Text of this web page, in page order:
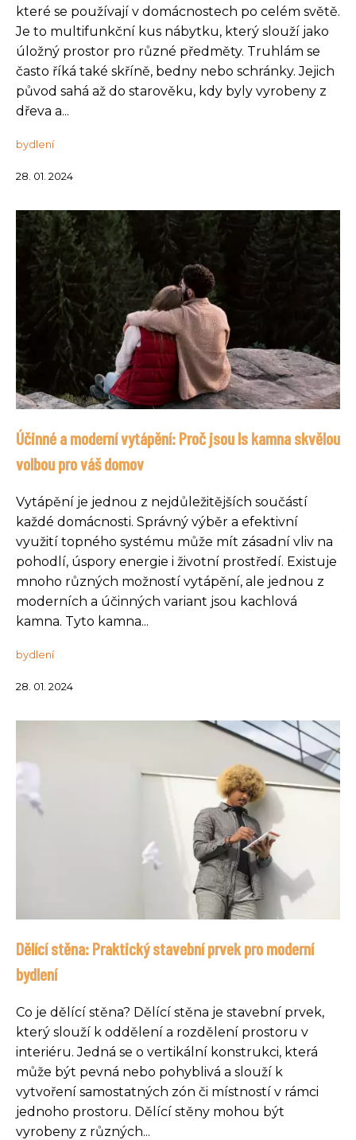
které se používají v domácnostech po celém světě.
Je to multifunkční kus nábytku, který slouží jako
úložný prostor pro různé předměty. Truhlám se
často říká také skříně, bedny nebo schránky. Jejich
původ sahá až do starověku, kdy byly vyrobeny z
dřeva a...
bydlení
28. 01. 2024
Účinné a moderní vytápění: Proč jsou ls kamna skvělou
volbou pro váš domov
Vytápění je jednou z nejdůležitějších součástí
každé domácnosti. Správný výběr a efektivní
využití topného systému může mít zásadní vliv na
pohodlí, úspory energie i životní prostředí. Existuje
mnoho různých možností vytápění, ale jednou z
moderních a účinných variant jsou kachlová
kamna. Tyto kamna...
bydlení
28. 01. 2024
Dělící stěna: Praktický stavební prvek pro moderní
bydlení
Co je dělící stěna? Dělící stěna je stavební prvek,
který slouží k oddělení a rozdělení prostoru v
interiéru. Jedná se o vertikální konstrukci, která
může být pevná nebo pohyblivá a slouží k
vytvoření samostatných zón či místností v rámci
jednoho prostoru. Dělící stěny mohou být
vyrobeny z různých...